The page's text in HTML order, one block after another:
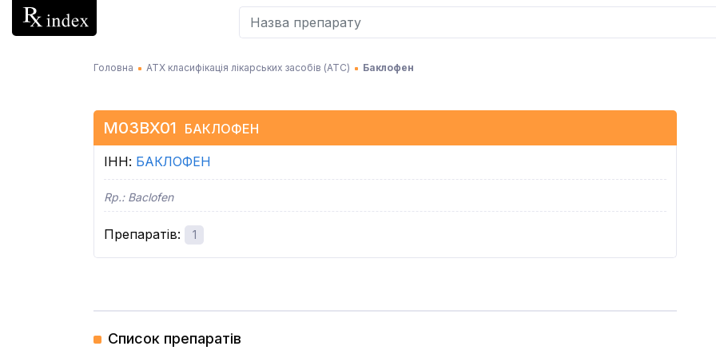
Головна АТХ класифікація лікарських засобів (АТC) Баклофен
M03BX01 БАКЛОФЕН
ІНН: БАКЛОФЕН
Rp.: Baclofen
Препаратів: 1
Список препаратів